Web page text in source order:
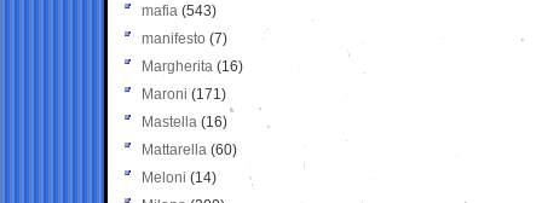
mafia (543)
manifesto (7)
Margherita (16)
Maroni (171)
Mastella (16)
Mattarella (60)
Meloni (14)